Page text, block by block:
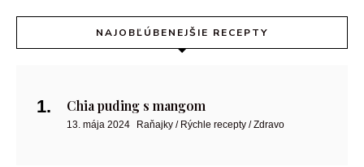
NAJOBĽÚBENEJŠIE RECEPTY
Chia puding s mangom
13. mája 2024 Raňajky / Rýchle recepty / Zdravo